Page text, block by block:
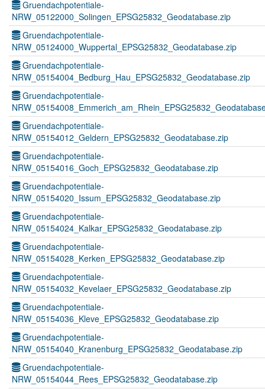
Gruendachpotentiale-
NRW_05122000_Solingen_EPSG25832_Geodatabase.zip
Gruendachpotentiale-
NRW_05124000_Wuppertal_EPSG25832_Geodatabase.zip
Gruendachpotentiale-
NRW_05154004_Bedburg_Hau_EPSG25832_Geodatabase.zip
Gruendachpotentiale-
Gruendachpotentiale-
NRW_05154012_Geldern_EPSG25832_Geodatabase.zip
Gruendachpotentiale-
NRW_05154016_Goch_EPSG25832_Geodatabase.zip
Gruendachpotentiale-
NRW_05154020_Issum_EPSG25832_Geodatabase.zip
Gruendachpotentiale-
NRW_05154024_Kalkar_EPSG25832_Geodatabase.zip
Gruendachpotentiale-
NRW_05154028_Kerken_EPSG25832_Geodatabase.zip
Gruendachpotentiale-
NRW_05154032_Kevelaer_EPSG25832_Geodatabase.zip
Gruendachpotentiale-
NRW_05154036_Kleve_EPSG25832_Geodatabase.zip
Gruendachpotentiale-
NRW_05154040_Kranenburg_EPSG25832_Geodatabase.zip
Gruendachpotentiale-
NRW_05154044_Rees_EPSG25832_Geodatabase.zip